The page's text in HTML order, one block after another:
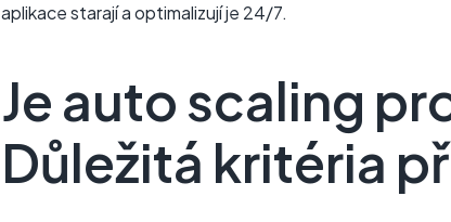
aplikace starají a optimalizují je 24/7.
Je auto scaling
Důležitá kritéria